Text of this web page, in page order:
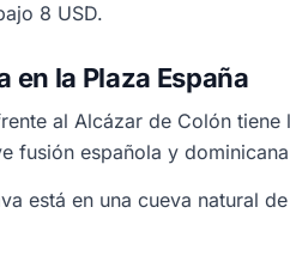
8 USD.
en la Plaza España
al Alcázar de Colón
fusión española y
está en una cueva natural